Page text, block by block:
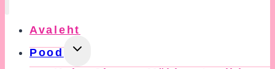
Avaleht
Pood
Toggle